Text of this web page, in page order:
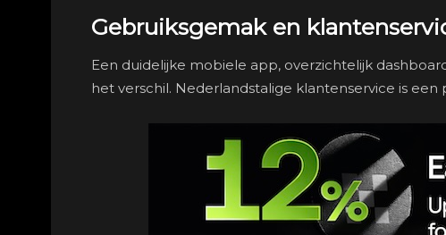
Gebruiksgemak en
Een duidelijke mobiele app, overzichtelijk
het verschil. Nederlandstalige klantenservice is